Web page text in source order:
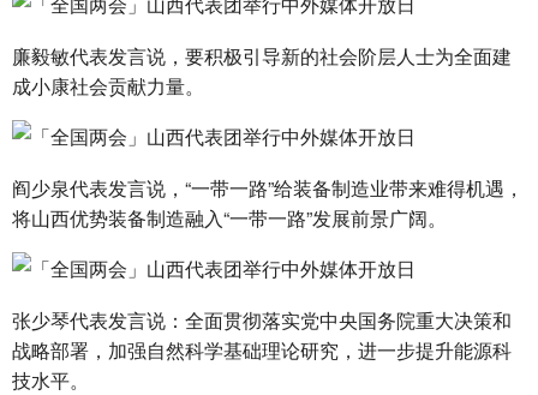
廉毅敏代表发言说，要积极引导新的社会阶层人士为全面建
成小康社会贡献力量。
阎少泉代表发言说，“一带一路”给装备制造业带来难得机遇，
将山西优势装备制造融入“一带一路”发展前景广阔。
张少琴代表发言说：全面贯彻落实党中央国务院重大决策和
战略部署，加强自然科学基础理论研究，进一步提升能源科
技水平。